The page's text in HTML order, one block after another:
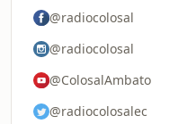
@radiocolosal
@radiocolosal
@ColosalAmbato
@radiocolosalec